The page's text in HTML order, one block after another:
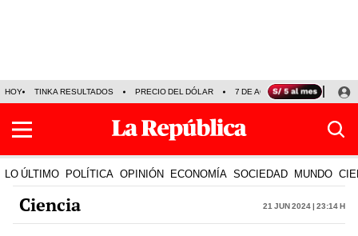
HOY TINKA RESULTADOS PRECIO DEL DÓLAR 7 DE AGOSTO OLLANTA
LO ÚLTIMO POLÍTICA OPINIÓN ECONOMÍA SOCIEDAD MUNDO
Ciencia 21 Jun 2024 | 23:14 h